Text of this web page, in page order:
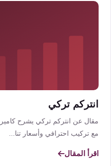
انتركم تركي
مقال عن انتركم تركي يشرح
مع تركيب احترافي وأسعار تنا...
اقرأ المقال